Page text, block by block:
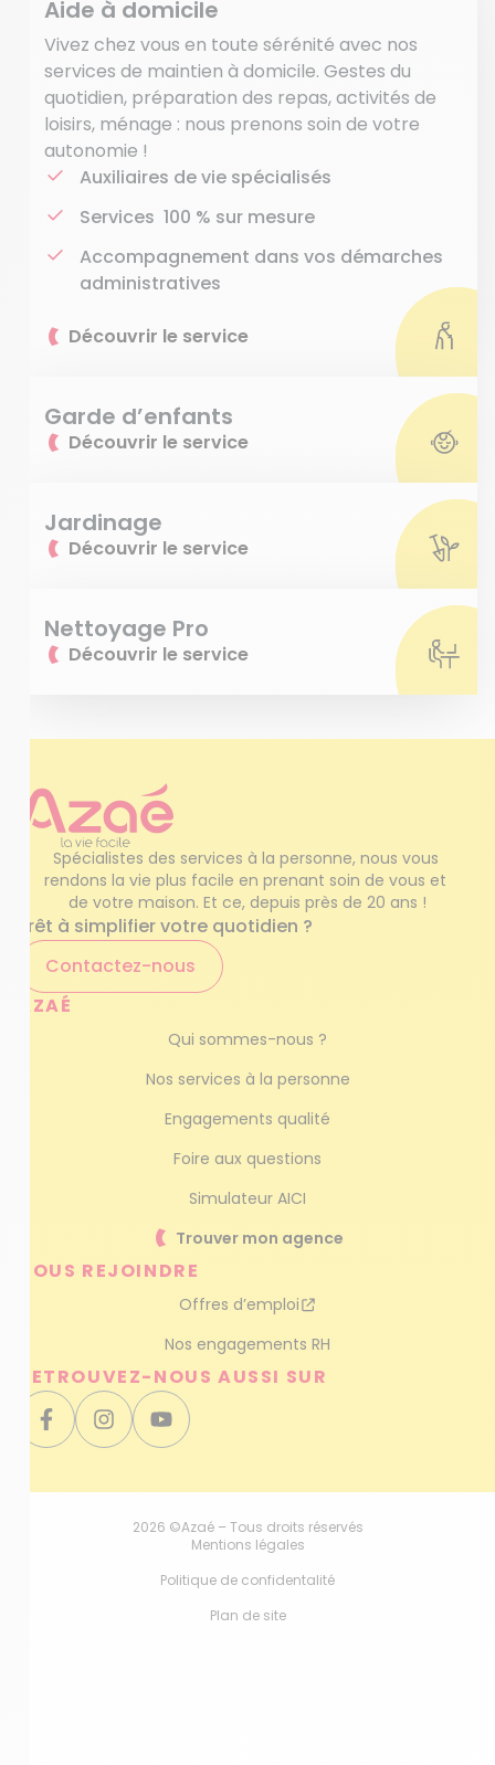
Aide à domicile
Vivez chez vous en toute sérénité avec nos
services de maintien à domicile. Gestes du
quotidien, préparation des repas, activités de
loisirs, ménage : nous prenons soin de votre
autonomie !
Auxiliaires de vie spécialisés
Services 100 % sur mesure
Accompagnement dans vos démarches
administratives
Découvrir le service
Garde d’enfants
Découvrir le service
Jardinage
Découvrir le service
Nettoyage Pro
Découvrir le service
Spécialistes des services à la personne, nous vous
rendons la vie plus facile en prenant soin de vous et
de votre maison. Et ce, depuis près de 20 ans !
Prêt à simplifier votre quotidien ?
Contactez-nous
AZAÉ
Qui sommes-nous ?
Nos services à la personne
Engagements qualité
Foire aux questions
Simulateur AICI
Trouver mon agence
NOUS REJOINDRE
Offres d’emploi
Nos engagements RH
RETROUVEZ-NOUS AUSSI SUR
2026 ©Azaé – Tous droits réservés
Mentions légales
Politique de confidentalité
Plan de site